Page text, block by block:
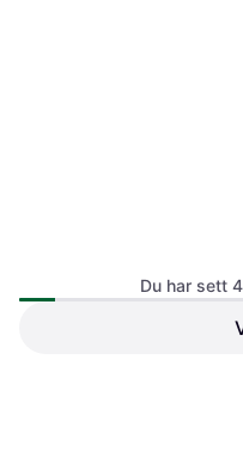
Du har sett